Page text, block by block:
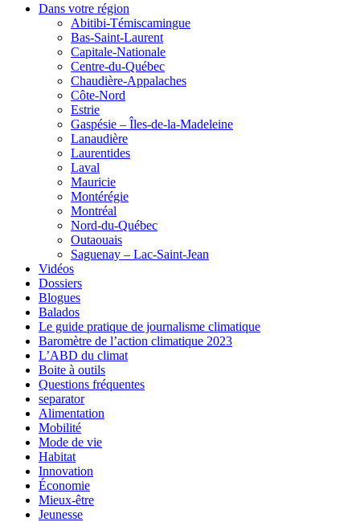
Dans votre région
Abitibi-Témiscamingue
Bas-Saint-Laurent
Capitale-Nationale
Centre-du-Québec
Chaudière-Appalaches
Côte-Nord
Estrie
Gaspésie – Îles-de-la-Madeleine
Lanaudière
Laurentides
Laval
Mauricie
Montérégie
Montréal
Nord-du-Québec
Outaouais
Saguenay – Lac-Saint-Jean
Vidéos
Dossiers
Blogues
Balados
Le guide pratique de journalisme climatique
Baromètre de l’action climatique 2023
L’ABD du climat
Boite à outils
Questions fréquentes
separator
Alimentation
Mobilité
Mode de vie
Habitat
Innovation
Économie
Mieux-être
Jeunesse